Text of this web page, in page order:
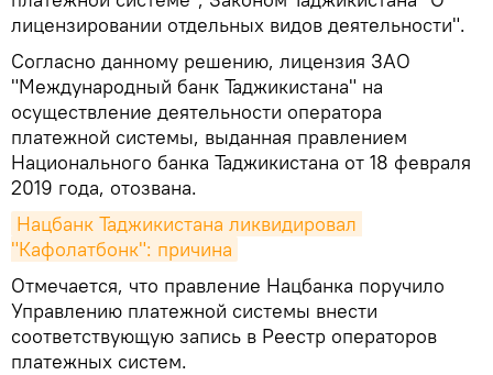
лицензировании отдельных видов деятельности".
Согласно данному решению, лицензия ЗАО
"Международный банк Таджикистана" на
осуществление деятельности оператора
платежной системы, выданная правлением
Национального банка Таджикистана от 18 февраля
2019 года, отозвана.
Нацбанк Таджикистана ликвидировал
"Кафолатбонк": причина
Отмечается, что правление Нацбанка поручило
Управлению платежной системы внести
соответствующую запись в Реестр операторов
платежных систем.